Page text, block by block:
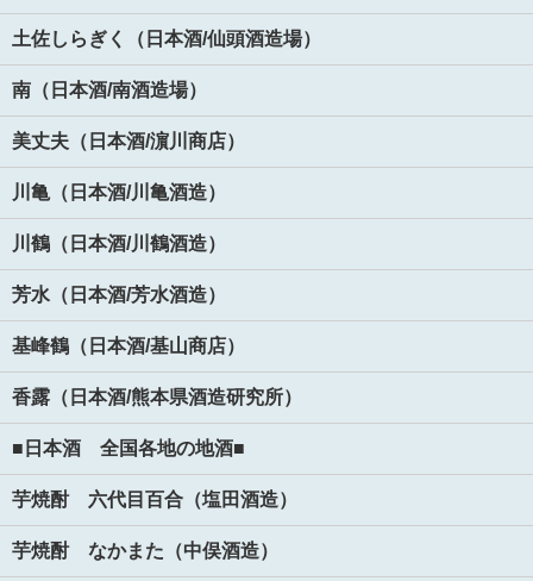
土佐しらぎく（日本酒/仙頭酒造場）
南（日本酒/南酒造場）
美丈夫（日本酒/濵川商店）
川亀（日本酒/川亀酒造）
川鶴（日本酒/川鶴酒造）
芳水（日本酒/芳水酒造）
基峰鶴（日本酒/基山商店）
香露（日本酒/熊本県酒造研究所）
■日本酒 全国各地の地酒■
芋焼酎 六代目百合（塩田酒造）
芋焼酎 なかまた（中俣酒造）